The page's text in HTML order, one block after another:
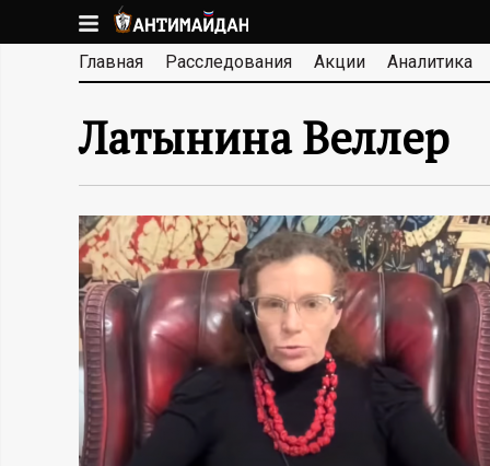
к
основномуА
Н
И
М
А
Й
Д
Главная Расследования Акции Аналитика
Латынина Веллер